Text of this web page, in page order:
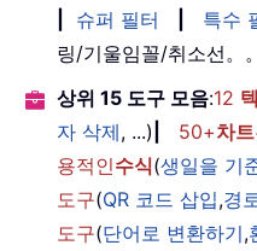
슈퍼 필터 특수
링/기울임꼴/취소선。
상위 15 도구 모음:12
자 삭제, ...) 50+차트
용적인수식(생일을 기
도구(QR 코드 삽입,경
도구(단어로 변환하기,